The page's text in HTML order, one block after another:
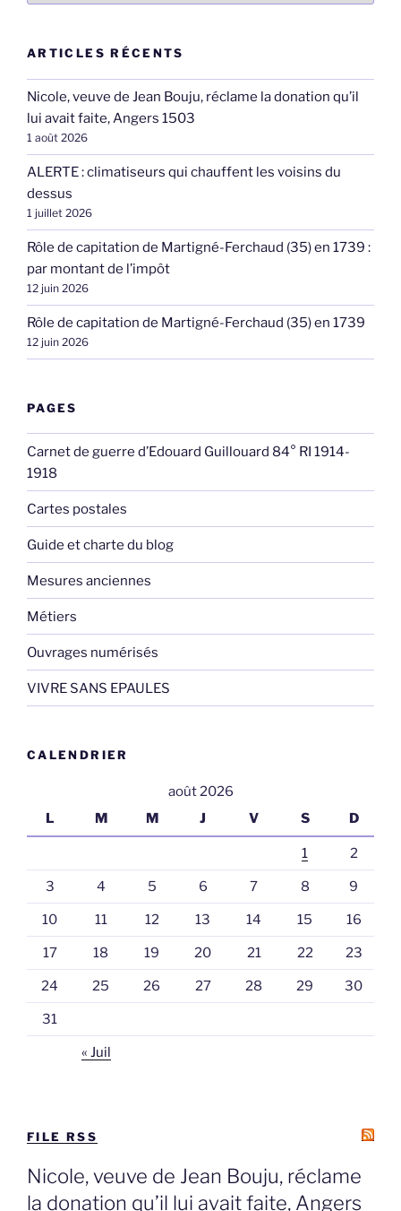
ARTICLES RÉCENTS
Nicole, veuve de Jean Bouju, réclame la donation qu’il
lui avait faite, Angers 1503
1 août 2026
ALERTE : climatiseurs qui chauffent les voisins du
dessus
1 juillet 2026
Rôle de capitation de Martigné-Ferchaud (35) en 1739 :
par montant de l’impôt
12 juin 2026
Rôle de capitation de Martigné-Ferchaud (35) en 1739
12 juin 2026
PAGES
Carnet de guerre d’Edouard Guillouard 84° RI 1914-
1918
Cartes postales
Guide et charte du blog
Mesures anciennes
Métiers
Ouvrages numérisés
VIVRE SANS EPAULES
CALENDRIER
août 2026
L
M M J V S D
1 2
3 4 5 6 7 8 9
10 11 12 13 14 15 16
17 18 19 20 21 22 23
24 25 26 27 28 29 30
31
« Juil
FILE RSS
Nicole, veuve de Jean Bouju, réclame
la donation qu’il lui avait faite, Angers